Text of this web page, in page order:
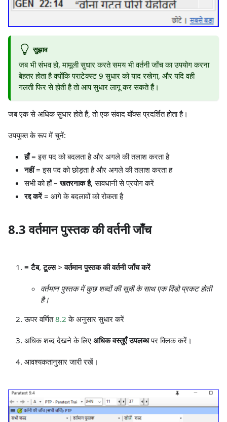
सुझाव
जब भी संभव हो, मामूली सुधार करते समय भी वर्तनी जाँच का उपयोग करना
बेहतर होता है क्योंकि पराटेक्स्ट 9 सुधार को याद रखेगा, और यदि वही
गलती फिर से होती है तो आप सुधार लागू कर सकते हैं।
जब एक से अधिक सुधार होते हैं, तो एक संवाद बॉक्स प्रदर्शित होता है।
उपयुक्त के रूप में चुनें:
हाँ= इस पद को बदलता है और अगले की तलाश करता है
नहीं= इस पद को छोड़ता है और अगले की तलाश करता ह
सभी को हाँ –खतरनाक है, सावधानी से प्रयोग करें
रद्द करें= आगे के बदलावों को रोकता है
8.3 वर्तमान पुस्तक की वर्तनी जाँच
≡ टैब,टूल्स > वर्तमान पुस्तक की वर्तनी जाँच करें
वर्तमान पुस्तक में कुछ शब्दों की सूची के साथ एक विंडो प्रकट होती
है।
ऊपर वर्णित8.2 के अनुसार सुधार करें
अधिक शब्द देखने के लिए अधिक वस्तुएँ उपलब्धपर क्लिक करें।
आवश्यकतानुसार जारी रखें।